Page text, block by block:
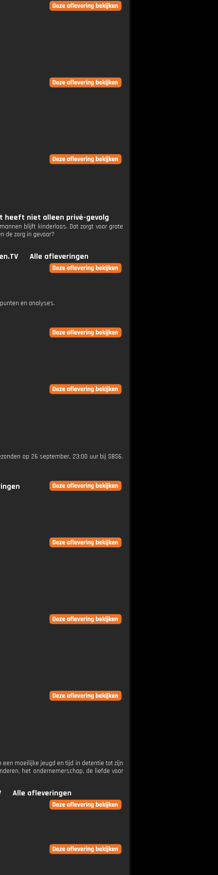
heeft niet alleen privé-gevolg
blijft kinderloos. Dat zorgt voor grote
de zorg in gevaar?
Alle afleveringen
en analyses.
op 26 september, 23:00 uur bij SBS6.
een moeilijke jeugd en tijd in detentie tot zijn
het ondernemerschap, de liefde voor
Alle afleveringen